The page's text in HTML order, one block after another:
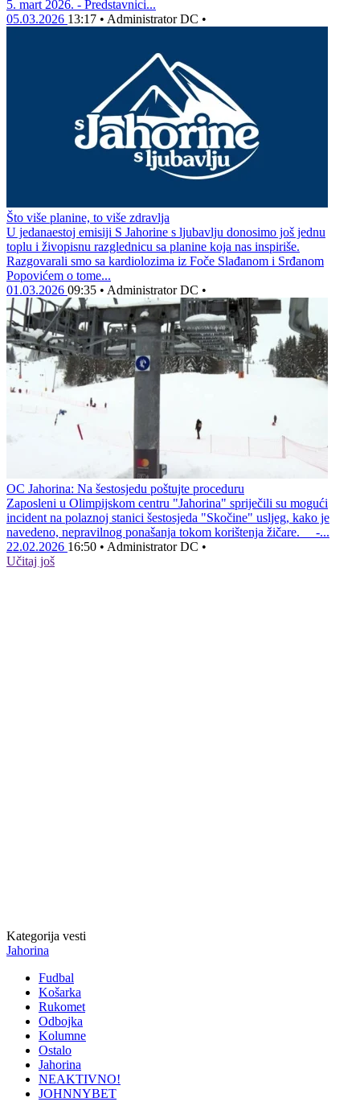
5. mart 2026. - Predstavnici...
05.03.2026 13:17 • Administrator DC •
Što više planine, to više zdravlja
U jedanaestoj emisiji S Jahorine s ljubavlju donosimo još jednu
toplu i živopisnu razglednicu sa planine koja nas inspiriše.
Razgovarali smo sa kardiolozima iz Foče Slađanom i Srđanom
Popovićem o tome...
01.03.2026 09:35 • Administrator DC •
OC Jahorina: Na šestosjedu poštujte proceduru
Zaposleni u Olimpijskom centru "Jahorina" spriječili su mogući
incident na polaznoj stanici šestosjeda "Skočine" usljeg, kako je
navedeno, nepravilnog ponašanja tokom korištenja žičare. -...
22.02.2026 16:50 • Administrator DC •
Učitaj još
Kategorija vesti
Jahorina
Fudbal
Košarka
Rukomet
Odbojka
Kolumne
Ostalo
Jahorina
NEAKTIVNO!
JOHNNYBET